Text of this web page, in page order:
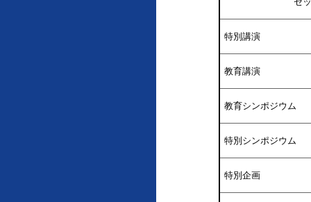
特別講演
教育講演
教育シンポジウム
特別シンポジウム
特別企画